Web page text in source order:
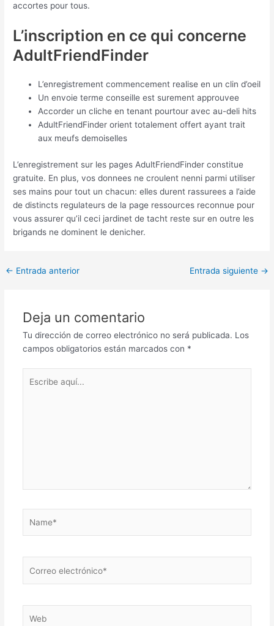
accortes pour tous.
L’inscription en ce qui concerne
AdultFriendFinder
L’enregistrement commencement realise en un clin d’oeil
Un envoie terme conseille est surement approuvee
Accorder un cliche en tenant pourtour avec au-deli hits
AdultFriendFinder orient totalement offert ayant trait
aux meufs demoiselles
L’enregistrement sur les pages AdultFriendFinder constitue
gratuite. En plus, vos donnees ne croulent nenni parmi utiliser
ses mains pour tout un chacun: elles durent rassurees a l’aide
de distincts regulateurs de la page ressources reconnue pour
vous assurer qu’il ceci jardinet de tacht reste sur en outre les
brigands ne dominent le denicher.
Post
← Entrada anterior Entrada siguiente →
Deja un comentario
Tu dirección de correo electrónico no será publicada. Los
campos obligatorios están marcados con *
aquí...
electrónico*